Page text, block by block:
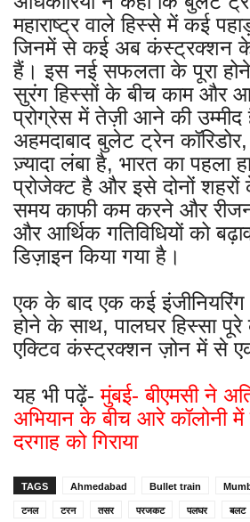
महाराष्ट्र वाले हिस्से में कई
जिनमें से कई अब कंस्ट्रक्शन
हैं। इस नई सफलता के पूरा
सुरंग हिस्सों के बीच काम और
प्रोग्रेस में तेज़ी आने की
अहमदाबाद बुलेट ट्रेन
ज़्यादा लंबा है, भारत का पहला
प्रोजेक्ट है और इसे दोनों शहरों
समय काफी कम करने और
और आर्थिक गतिविधियों को
डिज़ाइन किया गया है।
एक के बाद एक कई इंजीनियरिंग
होने के साथ, पालघर हिस्सा पूरे
एक्टिव कंस्ट्रक्शन ज़ोन में से
यह भी पढ़ें-मुंबई- बीएमसी ने
अभियान के बीच आरे कॉलोनी
दरगाह को गिराया
TAGS Ahmedabad Bullet train
टनल टरन तसर परजकट पलघर बलट